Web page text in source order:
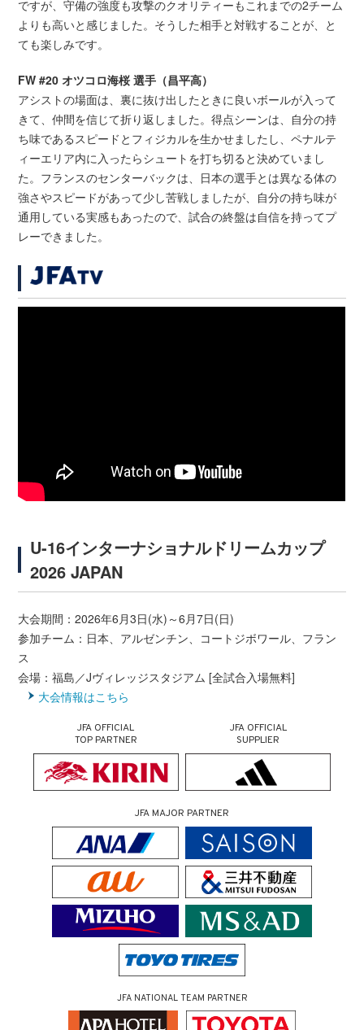
ですが、守備の強度も攻撃のクオリティーもこれまでの2チーム
よりも高いと感じました。そうした相手と対戦することが、と
ても楽しみです。
FW #20 オツコロ海桜 選手（昌平高）
アシストの場面は、裏に抜け出したときに良いボールが入って
きて、仲間を信じて折り返しました。得点シーンは、自分の持
ち味であるスピードとフィジカルを生かせましたし、ペナルテ
ィーエリア内に入ったらシュートを打ち切ると決めていまし
た。フランスのセンターバックは、日本の選手とは異なる体の
強さやスピードがあって少し苦戦しましたが、自分の持ち味が
通用している実感もあったので、試合の終盤は自信を持ってプ
レーできました。
U-16インターナショナルドリームカップ
2026 JAPAN
大会期間：2026年6月3日(水)～6月7日(日)
参加チーム：日本、アルゼンチン、コートジボワール、フラン
ス
会場：福島／Jヴィレッジスタジアム [全試合入場無料]
大会情報はこちら
JFA OFFICIAL
TOP PARTNER
JFA OFFICIAL
SUPPLIER
JFA MAJOR PARTNER
JFA NATIONAL TEAM PARTNER